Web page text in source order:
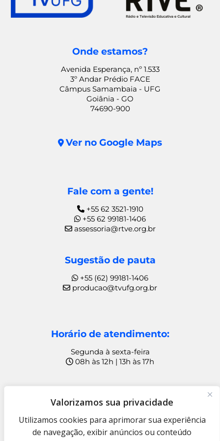
Valorizamos sua privacidade
Utilizamos cookies para aprimorar sua experiência
de navegação, exibir anúncios ou conteúdo
Onde estamos?
Avenida Esperança, nº 1.533
3º Andar Prédio FACE
Câmpus Samambaia - UFG
Goiânia - GO
74690-900
Ver no Google Maps
Fale com a gente!
+55 62 3521-1910
+55 62 99181-1406
assessoria@rtve.org.br
Sugestão de pauta
+55 (62) 99181-1406
producao@tvufg.org.br
Horário de atendimento:
Segunda à sexta-feira
08h às 12h | 13h às 17h
+55 (62) 99815-1049
ouvidoria@rtve.org.br